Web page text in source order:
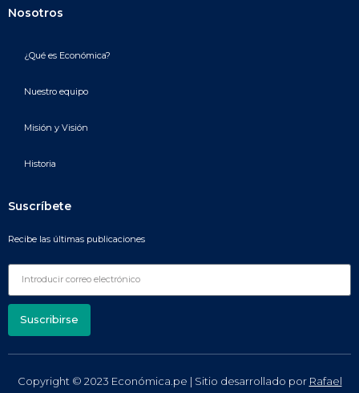
Nosotros
¿Qué es Económica?
Nuestro equipo
Misión y Visión
Historia
Suscríbete
Recibe las últimas publicaciones
Suscribirse
Copyright © 2023 Económica.pe | Sitio desarrollado por Rafael